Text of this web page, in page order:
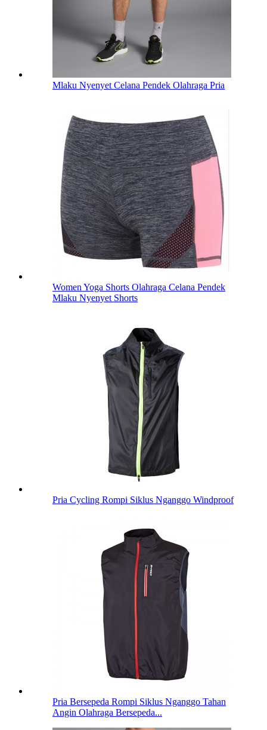
Mlaku Nyenyet Celana Pendek Olahraga Pria
Women Yoga Shorts Olahraga Celana Pendek
Mlaku Nyenyet Shorts
Pria Cycling Rompi Siklus Nganggo Windproof
Pria Bersepeda Rompi Siklus Nganggo Tahan
Angin Olahraga Bersepeda...